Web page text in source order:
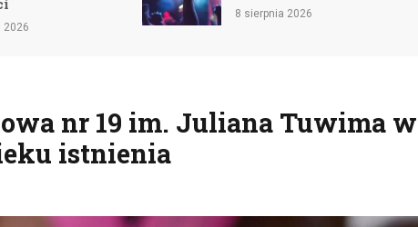
8 sierpnia 2026 8
nr 19 im. Juliana Tuwima w
istnienia